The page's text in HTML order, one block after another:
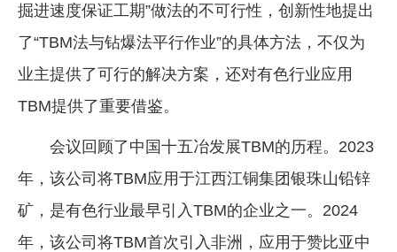
掘进速度保证工期”做法的不可行性，创新性地提出
了“TBM法与钻爆法平行作业”的具体方法，不仅为
业主提供了可行的解决方案，还对有色行业应用
TBM提供了重要借鉴。
会议回顾了中国十五冶发展TBM的历程。2023
年，该公司将TBM应用于江西江铜集团银珠山铅锌
矿，是有色行业最早引入TBM的企业之一。2024
年，该公司将TBM首次引入非洲，应用于赞比亚中